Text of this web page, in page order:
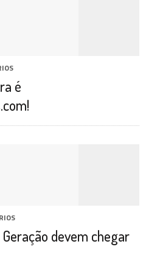
é
devem chegar